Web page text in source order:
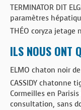
TERMINATOR DIT
paramètres
THÉO coryza
ILS NOUS ONT
ELMO chaton noir
CASSIDY chatonne
Cormeilles en
consultation, sans